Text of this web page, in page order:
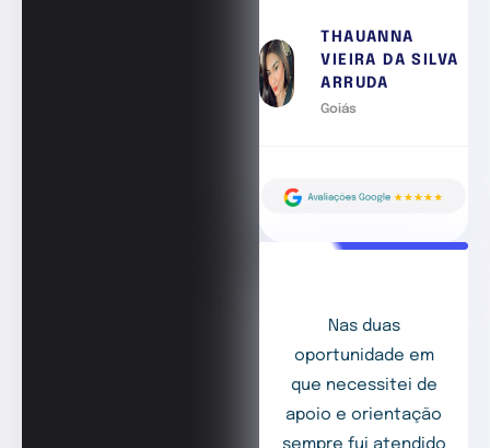
THAUANNA
VIEIRA DA SILVA
ARRUDA
Goiás
Nas duas
oportunidade em
que necessitei de
apoio e orientação
sempre fui atendido